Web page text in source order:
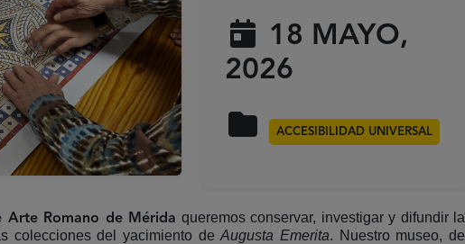
18 MAYO,
2026
ACCESIBILIDAD UNIVERSAL
Arte Romano de Mérida queremos conservar, investigar y difundir la
colecciones del yacimiento deAugusta Emerita. Nuestro museo, de